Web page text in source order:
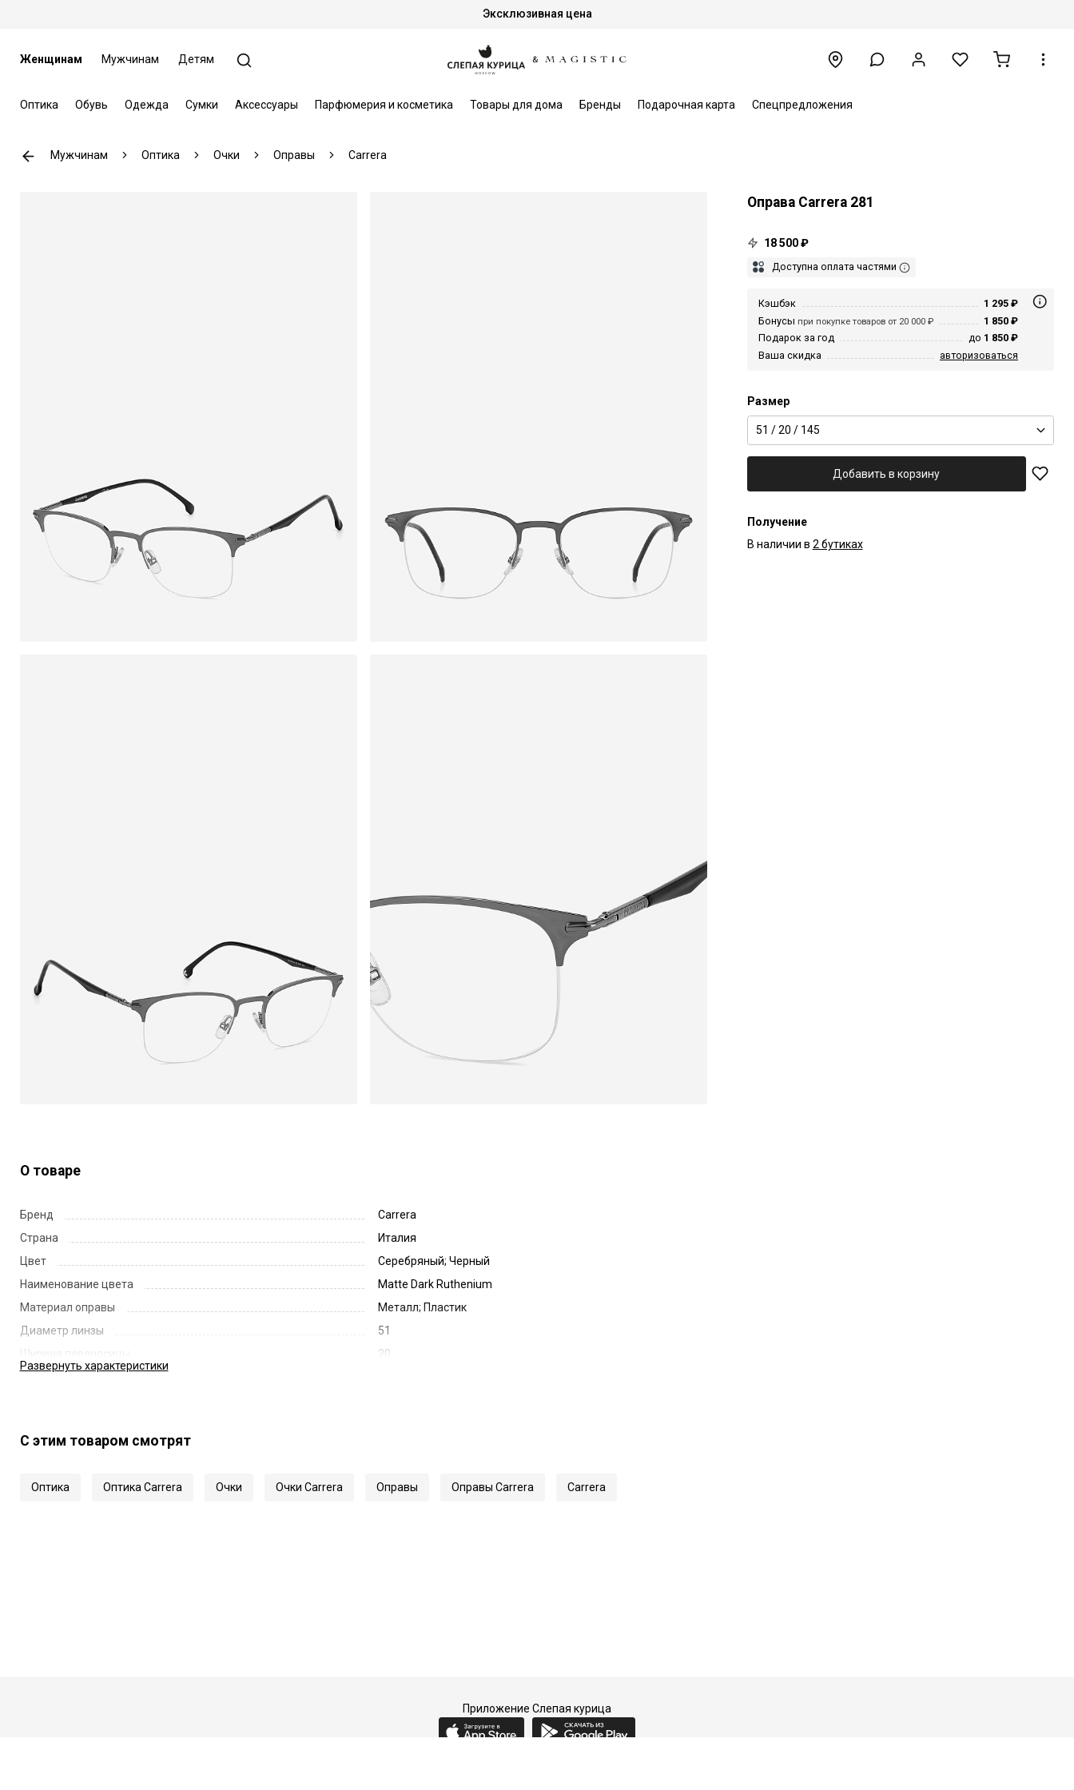
Эксклюзивная цена
Женщинам Мужчинам Детям
Оптика Обувь Одежда Сумки Аксессуары Парфюмерия и косметика Товары для дома Бренды Подарочная карта Спецпредложения
Мужчинам Оптика Очки Оправы Carrera
Оправа Carrera 281
18 500 ₽
Доступна оплата частями
Кэшбэк
1 295 ₽
Бонусы при покупке товаров от 20 000 ₽
1 850 ₽
Подарок за год
до 1 850 ₽
Ваша скидка
авторизоваться
Размер
51 / 20 / 145
Добавить в корзину
Получение
В наличии в 2 бутиках
О товаре
Бренд
Carrera
Страна
Италия
Цвет
Серебряный; Черный
Наименование цвета
Matte Dark Ruthenium
Материал оправы
Металл; Пластик
Диаметр линзы
51
Ширина переносицы
20
Развернуть характеристики
С этим товаром смотрят
Оптика Оптика Carrera Очки Очки Carrera Оправы Оправы Carrera Carrera
Приложение Слепая курица